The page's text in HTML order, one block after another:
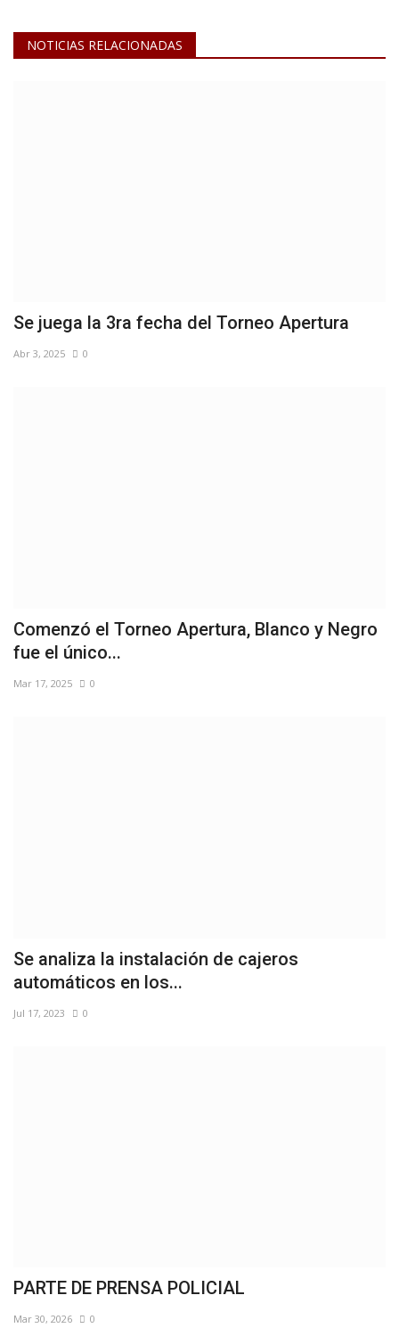
NOTICIAS RELACIONADAS
Se juega la 3ra fecha del Torneo Apertura
Abr 3, 2025 0
Comenzó el Torneo Apertura, Blanco y Negro
fue el único...
Mar 17, 2025 0
Se analiza la instalación de cajeros
automáticos en los...
Jul 17, 2023 0
PARTE DE PRENSA POLICIAL
Mar 30, 2026 0